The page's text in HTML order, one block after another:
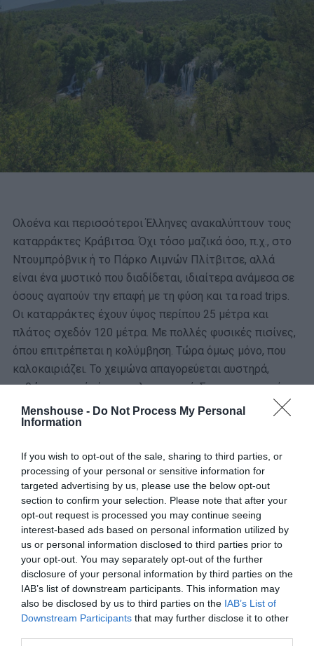
Menshouse - Do Not Process My Personal
Information
If you wish to opt-out of the sale, sharing to third parties, or
processing of your personal or sensitive information for
targeted advertising by us, please use the below opt-out
section to confirm your selection. Please note that after your
opt-out request is processed you may continue seeing
interest-based ads based on personal information utilized by
us or personal information disclosed to third parties prior to
your opt-out. You may separately opt-out of the further
disclosure of your personal information by third parties on the
IAB’s list of downstream participants. This information may
also be disclosed by us to third parties on the IAB’s List of
Downstream Participants that may further disclose it to other
Ολοένα και περισσότεροι Έλληνες ανακαλύπτουν τους
καταρράκτες Κράβιτσα. Όχι τόσο μαζικά όσο, π.χ., στο
Ντουμπρόβνικ ή το Πάρκο Λιμνών Πλίτβιτσε, αλλά
είναι ένα μυστικό που διαδίδεται, ιδιαίτερα ανάμεσα σε
όσους αγαπούν την επαφή με τη φύση και τα road trips.
Οι καταρράκτες έχουν ύψος περίπου 25 μέτρα και
πλάτος σχεδόν 120 μέτρα. Με πολλές φυσικές πισίνες,
όπου επιτρέπεται η κολύμβηση. Τώρα όμως μόνο, που
καλοκαιριάζει. Το χειμώνα απαγορεύεται αυστηρά,
καθώς τα νερά είναι φουλ ορμητικά. Σε πιο πρακτικές
πληροφορίες, η είσοδος στο χώρο κοστίζει περίπου 10–
12 ευρώ, ενώ στο γύρω χώρο υπάρχουν πολλά καφέ και
Ναι, οι καταρράκτες Κράβιτσα αποτελούν μιαμοναδική
εναλλακτική για καλοκαιρινές εξορμήσεις και από
τώρα ως τον Σεπτέμβριο είναι η καλύτερη εποχή για να
τους επισκεφθεί κανείς. Μπορείς να το συνδυάσεις με
επίσκεψη στο υπέροχο Μόσταρ,στα έχουμε πει
παλαιότερα αναλυτικά για αυτό.Αλλά σίγουρα, αν με το
καλό πας, στο μυαλό σου θα μείνουν για πάντα οι
εικόνες από τους καταρράκτες Κράβιτσα.Και θα
αναρωτιέσαι αν βρέθηκες στο Μπαλί ή σε κάποιον
άλλον παρόμοιο εξωτικό προορισμό.Όχι, όμως, μην